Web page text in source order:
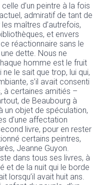
d’un peintre à la fois
admiratif de tant de
maîtres d’autrefois,
et envers
réactionnaire sans le
dette. Nous ne
homme est le fruit
le sait que trop, lui qui,
s’il avait consenti
à certaines amitiés –
de Beaubourg à
un objet de spéculation,
d’une affectation
livre, pour en rester
certains peintres,
Jeanne Guyon.
dans tous ses livres, à
et de la nuit qui le borde
lorsqu’il avait huit ans.